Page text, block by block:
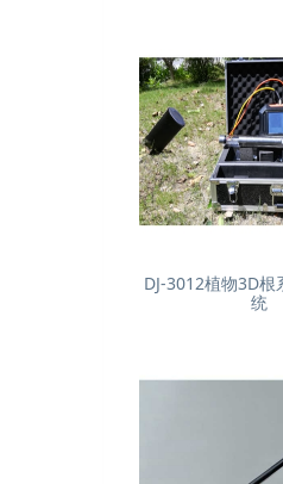
DJ-3012植物3D根
统